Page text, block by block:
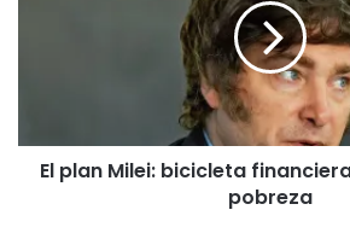
El plan Milei: bicicleta
pobreza